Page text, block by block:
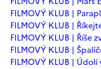
FILMOVÝ KLUB |
FILMOVÝ KLUB |
FILMOVÝ KLUB | Říše
FILMOVÝ KLUB |
FILMOVÝ KLUB | Údolí